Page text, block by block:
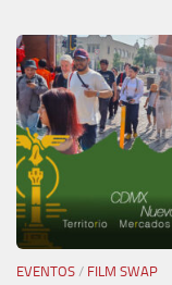
EVENTOS / FILM SWAP